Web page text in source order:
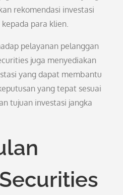
rekomendasi investasi
para klien.
pelayanan pelanggan
juga menyediakan
yang dapat membantu
yang tepat sesuai
tujuan investasi jangka